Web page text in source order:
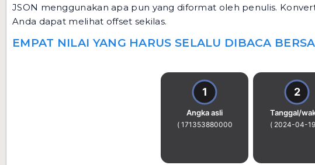
JSON menggunakan apa pun yang diformat oleh penulis.
Anda dapat melihat offset sekilas.
EMPAT NILAI YANG HARUS SELALU DIBACA